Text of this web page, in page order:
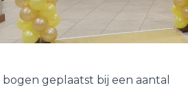
geplaatst bij een aantal